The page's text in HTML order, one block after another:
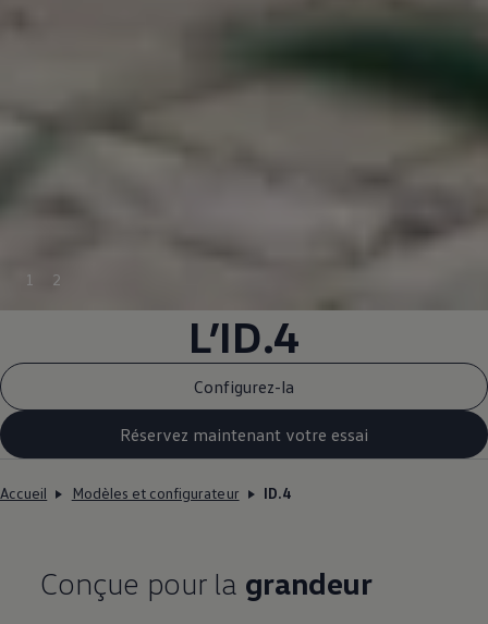
1 2
L’ID.4
Configurez-la
Réservez maintenant votre essai
Accueil Modèles et configurateur ID.4
Conçue pour la grandeur